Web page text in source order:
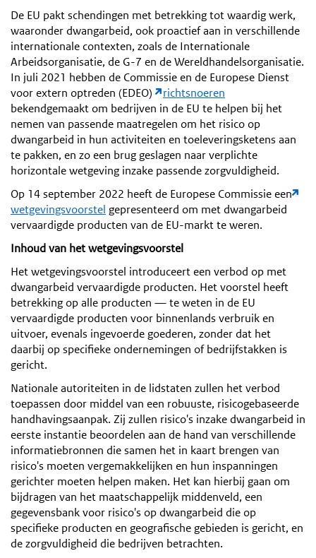
De EU pakt schendingen met betrekking tot waardig werk,
waaronder dwangarbeid, ook proactief aan in verschillende
internationale contexten, zoals de Internationale
Arbeidsorganisatie, de G-7 en de Wereldhandelsorganisatie.
In juli 2021 hebben de Commissie en de Europese Dienst
voor extern optreden (EDEO)
richtsnoeren
bekendgemaakt om bedrijven in de EU te helpen bij het
nemen van passende maatregelen om het risico op
dwangarbeid in hun activiteiten en toeleveringsketens aan
te pakken, en zo een brug geslagen naar verplichte
horizontale wetgeving inzake passende zorgvuldigheid.
Op 14 september 2022 heeft de Europese Commissie een
wetgevingsvoorstel gepresenteerd om met dwangarbeid
vervaardigde producten van de EU-markt te weren.
Inhoud van het wetgevingsvoorstel
Het wetgevingsvoorstel introduceert een verbod op met
dwangarbeid vervaardigde producten. Het voorstel heeft
betrekking op alle producten — te weten in de EU
vervaardigde producten voor binnenlands verbruik en
uitvoer, evenals ingevoerde goederen, zonder dat het
daarbij op specifieke ondernemingen of bedrijfstakken is
gericht.
Nationale autoriteiten in de lidstaten zullen het verbod
toepassen door middel van een robuuste, risicogebaseerde
handhavingsaanpak. Zij zullen risico's inzake dwangarbeid in
eerste instantie beoordelen aan de hand van verschillende
informatiebronnen die samen het in kaart brengen van
risico's moeten vergemakkelijken en hun inspanningen
gerichter moeten helpen maken. Het kan hierbij gaan om
bijdragen van het maatschappelijk middenveld, een
gegevensbank voor risico's op dwangarbeid die op
specifieke producten en geografische gebieden is gericht, en
de zorgvuldigheid die bedrijven betrachten.